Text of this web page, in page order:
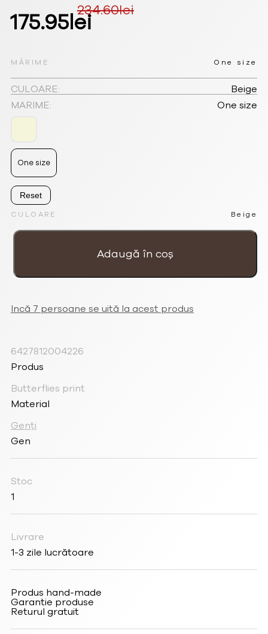
234.60lei
Prețul
a
fost:
234.60lei.
175.95leiPrețul
175.95lei.
CULOARE Beige
MĂRIME One size
CULOARE:
Beige
MARIME:
One size
One size
Reset
Cantitate
Adaugă în coș
Incă 7 persoane se uită la acest produs
6427812004226
Produs
Butterflies print
Material
Genți
Gen
Stoc
1
Livrare
1-3 zile lucrătoare
Produs hand-made
Garantie produse
Returul gratuit